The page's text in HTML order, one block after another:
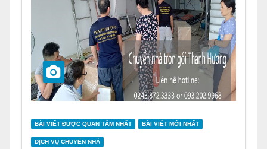
BÀI VIẾT ĐƯỢC QUAN TÂM NHẤT BÀI VIẾT MỚI NHẤT
DỊCH VỤ CHUYỂN NHÀ